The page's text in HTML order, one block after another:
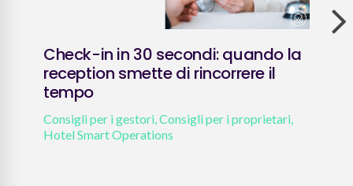
Check-in in 30 secondi: quando la
reception smette di rincorrere il
tempo
Consigli per i gestori,Consigli per i proprietari,
Hotel Smart Operations